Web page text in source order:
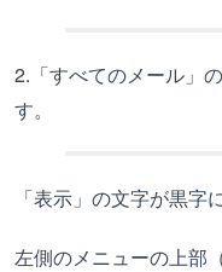
2.「すべてのメール」
す。
「表示」の文字が黒字
左側のメニューの上部